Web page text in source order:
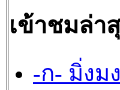
เข้าชมล่า
-ก- มิ่งม